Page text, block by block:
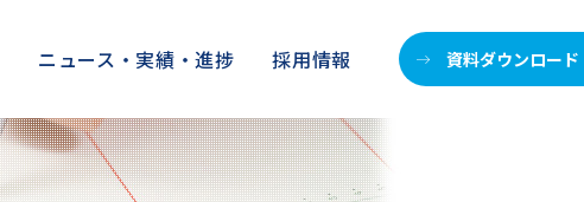
ニュース・実績・進捗 採用情報 資料ダウンロード